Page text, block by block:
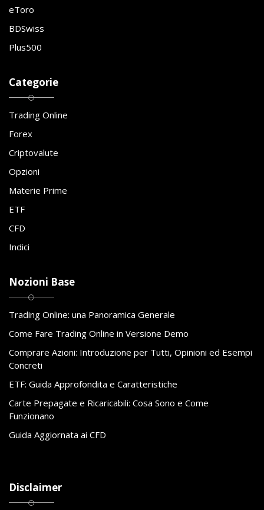
eToro
BDSwiss
Plus500
Categorie
Trading Online
Forex
Criptovalute
Opzioni
Materie Prime
ETF
CFD
Indici
Nozioni Base
Trading Online: una Panoramica Generale
Come Fare Trading Online in Versione Demo
Comprare Azioni: Introduzione per Tutti, Opinioni ed Esempi
Concreti
ETF: Guida Approfondita e Caratteristiche
Carte Prepagate e Ricaricabili: Cosa Sono e Come
Funzionano
Guida Aggiornata ai CFD
Disclaimer